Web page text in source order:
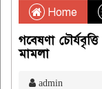
Home
গবেষণা
মামলা
admin